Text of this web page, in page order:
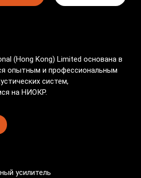
(Hong Kong) Limited основана в
опытным и профессиональным
систем,
на НИОКР.
усилитель